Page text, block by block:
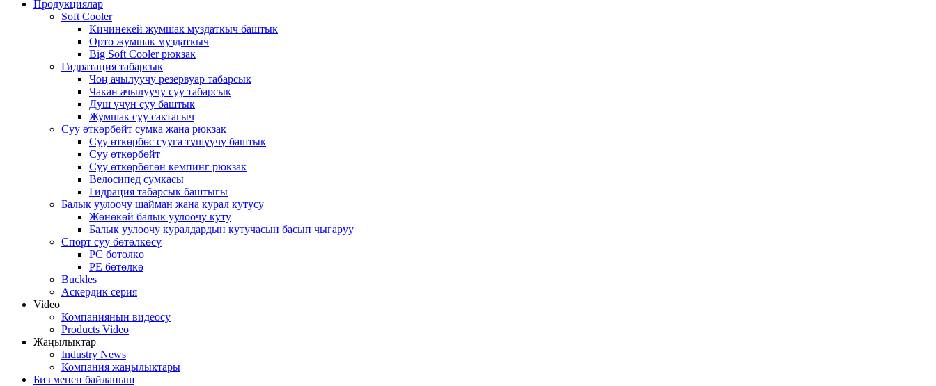
Продукциялар
Soft Cooler
Кичинекей жумшак муздаткыч баштык
Орто жумшак муздаткыч
Big Soft Cooler рюкзак
Гидратация табарсык
Чоң ачылуучу резервуар табарсык
Чакан ачылуучу суу табарсык
Душ үчүн суу баштык
Жумшак суу сактагыч
Суу өткөрбөйт сумка жана рюкзак
Суу өткөрбөс сууга түшүүчү баштык
Суу өткөрбөйт
Суу өткөрбөгөн кемпинг рюкзак
Велосипед сумкасы
Гидрация табарсык баштыгы
Балык уулоочу шайман жана курал кутусу
Жөнөкөй балык уулоочу куту
Балык уулоочу куралдардын кутучасын басып чыгаруу
Спорт суу бөтөлкөсү
PC бөтөлкө
PE бөтөлкө
Buckles
Аскердик серия
Video
Компаниянын видеосу
Products Video
Жаңылыктар
Industry News
Компания жаңылыктары
Биз менен байланыш